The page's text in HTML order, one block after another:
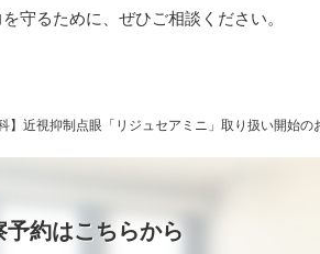
守るために、ぜひご相談ください。
科】近視抑制点眼「リジュセアミニ」取り扱い開始の
予約はこちらから